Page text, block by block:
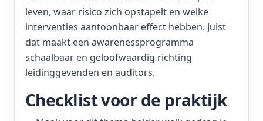
leven, waar risico zich opstapelt en welke
interventies aantoonbaar effect hebben. Juist
dat maakt een awarenessprogramma
schaalbaar en geloofwaardig richting
leidinggevenden en auditors.
Checklist voor de praktijk